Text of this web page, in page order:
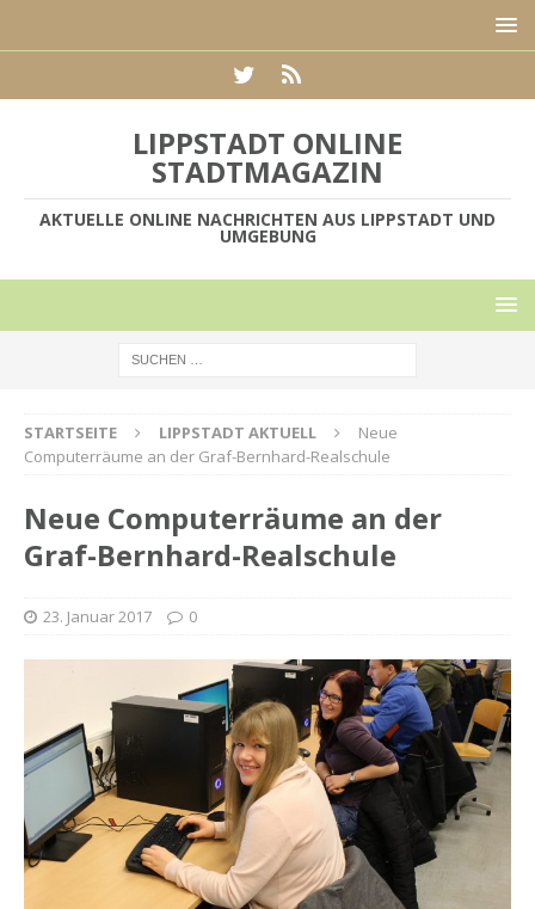
LIPPSTADT ONLINE
STADTMAGAZIN
AKTUELLE ONLINE NACHRICHTEN AUS LIPPSTADT UND
UMGEBUNG
STARTSEITE LIPPSTADT AKTUELL
Neue
Computerräume an der Graf-Bernhard-Realschule
Neue Computerräume an der
Graf-Bernhard-Realschule
23. Januar 2017 0